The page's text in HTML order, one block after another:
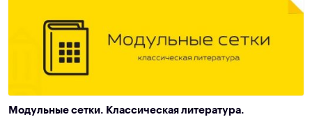
Модульные сетки. Классическая литература.